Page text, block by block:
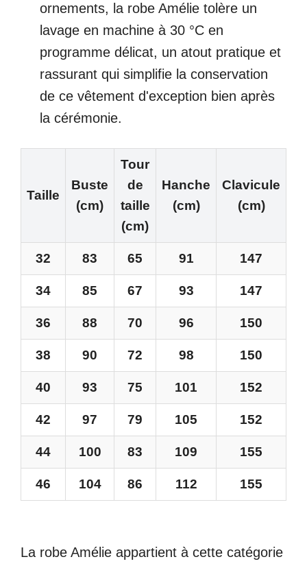
ornements, la robe Amélie tolère un
lavage en machine à 30 °C en
programme délicat, un atout pratique et
rassurant qui simplifie la conservation
de ce vêtement d'exception bien après
la cérémonie.
Taille
Buste
(cm)
Tour
de
taille
(cm)
Hanche
(cm)
Clavicule
(cm)
32 83 65 91 147
34 85 67 93 147
36 88 70 96 150
38 90 72 98 150
40 93 75 101 152
42 97 79 105 152
44 100 83 109 155
46 104 86 112 155
La robe Amélie appartient à cette catégorie